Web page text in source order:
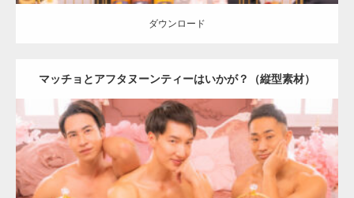
ダウンロード
マッチョとアフタヌーンティーはいかが？（縦型素材）
Update:2024.06.2
Category: 「大人の夜の別腹」とマッチョ オレンジの人
AKIHITO(細